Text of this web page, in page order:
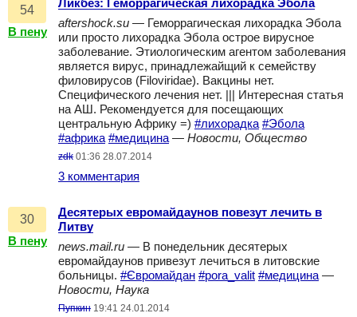
54
В пену
Ликбез: Геморрагическая лихорадка Эбола
aftershock.su — Геморрагическая лихорадка Эбола
или просто лихорадка Эбола острое вирусное
заболевание. Этиологическим агентом заболевания
является вирус, принадлежайщий к семейству
филовирусов (Filoviridae). Вакцины нет.
Специфического лечения нет. ||| Интересная статья
на АШ. Рекомендуется для посещающих
центральную Африку =) #лихорадка #Эбола
#африка #медицина — Новости, Общество
zdk 01:36 28.07.2014
3 комментария
30
В пену
Десятерых евромайдаунов повезут лечить в
Литву
news.mail.ru — В понедельник десятерых
евромайдаунов привезут лечиться в литовские
больницы. #Євромайдан #pora_valit #медицина —
Новости, Наука
Пупкин 19:41 24.01.2014